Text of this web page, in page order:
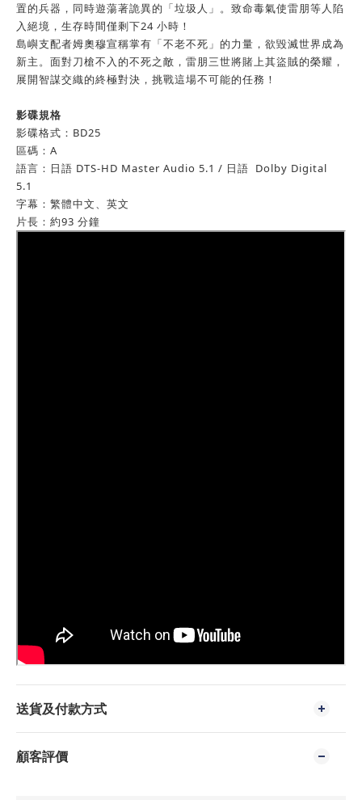
置的兵器，同時遊蕩著詭異的「垃圾人」。致命毒氣使雷朋等人陷
入絕境，生存時間僅剩下24 小時！
島嶼支配者姆奧穆宣稱掌有「不老不死」的力量，欲毀滅世界成為
新主。面對刀槍不入的不死之敵，雷朋三世將賭上其盜賊的榮耀，
展開智謀交織的終極對決，挑戰這場不可能的任務！
影碟規格
影碟格式：BD25
區碼：A
語言：日語 DTS-HD Master Audio 5.1 / 日語 Dolby Digital
5.1
字幕：繁體中文、英文
片⾧：約93 分鐘
送貨及付款方式
顧客評價